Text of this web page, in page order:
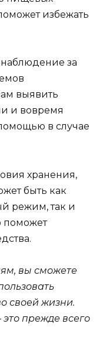
избежать
за
выявить
и вовремя
в случае
хранения,
быть как
режим, так и
поможет
вы сможете
своей жизни.
прежде всего